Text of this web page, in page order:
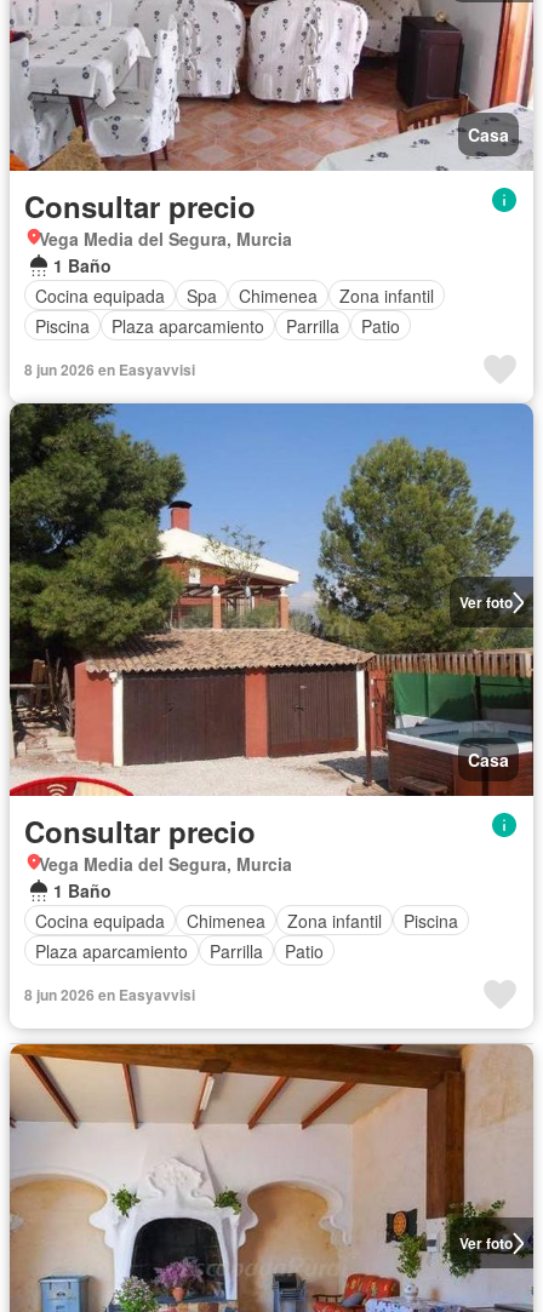
Casa
Consultar precio
Vega Media del Segura, Murcia
1 Baño
Cocina equipada
Spa Chimenea
Zona infantil
Piscina
Plaza aparcamiento Parrilla Patio
8 jun 2026 en Easyavvisi
Ver foto
Casa
Consultar precio
Vega Media del Segura, Murcia
1 Baño
Cocina equipada
Chimenea Zona infantil
Piscina
Plaza aparcamiento
Parrilla Patio
8 jun 2026 en Easyavvisi
Ver foto